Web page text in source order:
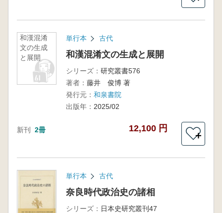
和漢混淆
文の生成
と展開
単行本 古代
和漢混淆文の生成と展開
シリーズ： 研究叢書576
著者： 藤井 俊博 著
発行元： 和泉書院
出版年： 2025/02
新刊 2冊 12,100 円
＋
単行本 古代
奈良時代政治史の諸相
シリーズ： 日本史研究叢刊47